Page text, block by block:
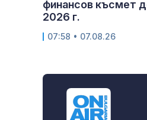
финансов късмет
2026 г.
07:58 • 07.08.26